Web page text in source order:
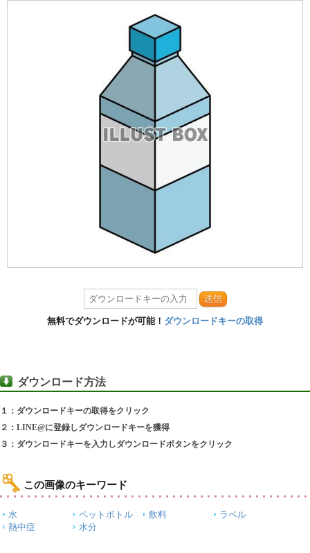
送信
無料でダウンロードが可能！ ダウンロードキーの取得
ダウンロード方法
１：ダウンロードキーの取得をクリック
２：LINE@に登録しダウンロードキーを獲得
３：ダウンロードキーを入力しダウンロードボタンをクリック
この画像のキーワード
水 ペットボトル 飲料
ラベル
熱中症
水分